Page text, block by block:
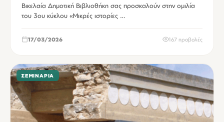
Βικελαία Δημοτική Βιβλιοθήκη σας προσκαλούν στην ομιλία
του 3ου κύκλου «Μικρές ιστορίες …
17/03/2026 167 προβολές
ΣΕΜΙΝΆΡΙΑ